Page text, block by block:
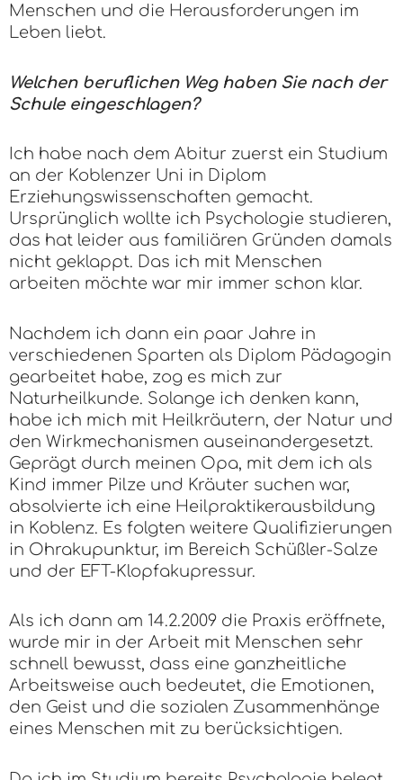
Menschen und die Herausforderungen im
Leben liebt.
Welchen beruflichen Weg haben Sie nach der
Schule eingeschlagen?
Ich habe nach dem Abitur zuerst ein Studium
an der Koblenzer Uni in Diplom
Erziehungswissenschaften gemacht.
Ursprünglich wollte ich Psychologie studieren,
das hat leider aus familiären Gründen damals
nicht geklappt. Das ich mit Menschen
arbeiten möchte war mir immer schon klar.
Nachdem ich dann ein paar Jahre in
verschiedenen Sparten als Diplom Pädagogin
gearbeitet habe, zog es mich zur
Naturheilkunde. Solange ich denken kann,
habe ich mich mit Heilkräutern, der Natur und
den Wirkmechanismen auseinandergesetzt.
Geprägt durch meinen Opa, mit dem ich als
Kind immer Pilze und Kräuter suchen war,
absolvierte ich eine Heilpraktikerausbildung
in Koblenz. Es folgten weitere Qualifizierungen
in Ohrakupunktur, im Bereich Schüßler-Salze
und der EFT-Klopfakupressur.
Als ich dann am 14.2.2009 die Praxis eröffnete,
wurde mir in der Arbeit mit Menschen sehr
schnell bewusst, dass eine ganzheitliche
Arbeitsweise auch bedeutet, die Emotionen,
den Geist und die sozialen Zusammenhänge
eines Menschen mit zu berücksichtigen.